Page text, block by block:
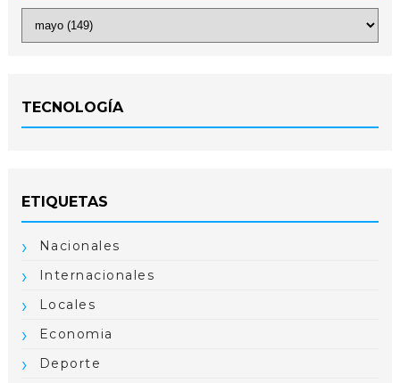
TECNOLOGÍA
ETIQUETAS
Nacionales
Internacionales
Locales
Economia
Deporte